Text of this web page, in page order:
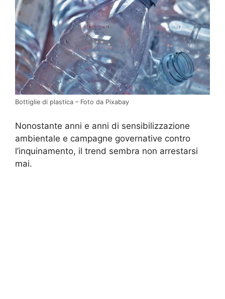
Bottiglie di plastica – Foto da Pixabay
Nonostante anni e anni di sensibilizzazione
ambientale e campagne governative contro
l’inquinamento, il trend sembra non arrestarsi
mai.